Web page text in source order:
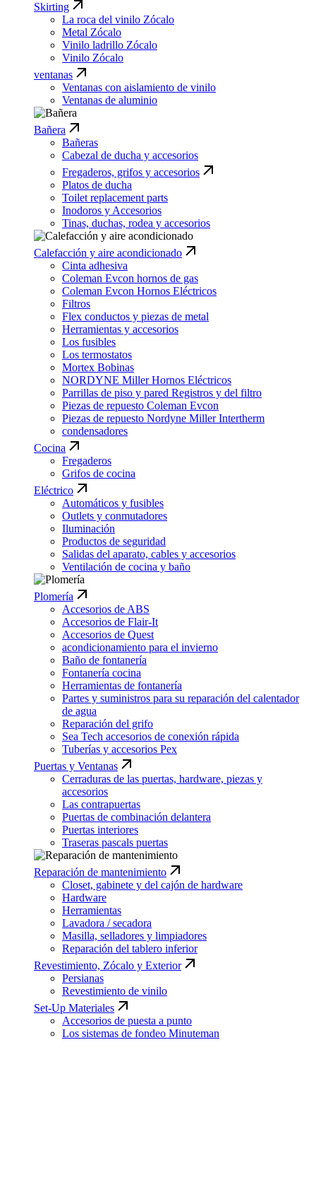
Skirting
La roca del vinilo Zócalo
Metal Zócalo
Vinilo ladrillo Zócalo
Vinilo Zócalo
ventanas
Ventanas con aislamiento de vinilo
Ventanas de aluminio
Bañera
Bañeras
Cabezal de ducha y accesorios
Fregaderos, grifos y accesorios
Platos de ducha
Toilet replacement parts
Inodoros y Accesorios
Tinas, duchas, rodea y accesorios
Calefacción y aire acondicionado
Cinta adhesiva
Coleman Evcon hornos de gas
Coleman Evcon Hornos Eléctricos
Filtros
Flex conductos y piezas de metal
Herramientas y accesorios
Los fusibles
Los termostatos
Mortex Bobinas
NORDYNE Miller Hornos Eléctricos
Parrillas de piso y pared Registros y del filtro
Piezas de repuesto Coleman Evcon
Piezas de repuesto Nordyne Miller Intertherm
condensadores
Cocina
Fregaderos
Grifos de cocina
Eléctrico
Automáticos y fusibles
Outlets y conmutadores
Iluminación
Productos de seguridad
Salidas del aparato, cables y accesorios
Ventilación de cocina y baño
Plomería
Accesorios de ABS
Accesorios de Flair-It
Accesorios de Quest
acondicionamiento para el invierno
Baño de fontanería
Fontanería cocina
Herramientas de fontanería
Partes y suministros para su reparación del calentador
de agua
Reparación del grifo
Sea Tech accesorios de conexión rápida
Tuberías y accesorios Pex
Puertas y Ventanas
Cerraduras de las puertas, hardware, piezas y
accesorios
Las contrapuertas
Puertas de combinación delantera
Puertas interiores
Traseras pascals puertas
Reparación de mantenimiento
Closet, gabinete y del cajón de hardware
Hardware
Herramientas
Lavadora / secadora
Masilla, selladores y limpiadores
Reparación del tablero inferior
Revestimiento, Zócalo y Exterior
Persianas
Revestimiento de vinilo
Set-Up Materiales
Accesorios de puesta a punto
Los sistemas de fondeo Minuteman